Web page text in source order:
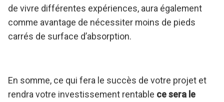
de vivre différentes expériences, aura également
comme avantage de nécessiter moins de pieds
carrés de surface d’absorption.
En somme, ce qui fera le succès de votre projet et
rendra votre investissement rentable ce sera le